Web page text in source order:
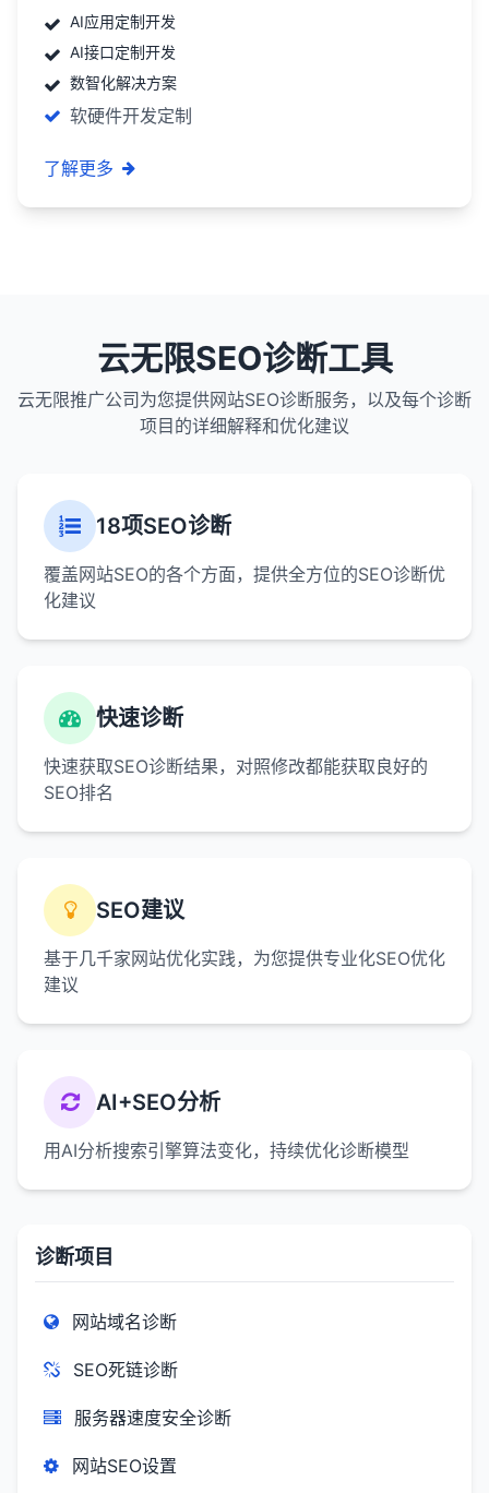
AI应用定制开发
AI接口定制开发
数智化解决方案
软硬件开发定制
了解更多
云无限SEO诊断工具
云无限推广公司为您提供网站SEO诊断服务，以及每个诊断
项目的详细解释和优化建议
18项SEO诊断
覆盖网站SEO的各个方面，提供全方位的SEO诊断优
化建议
快速诊断
快速获取SEO诊断结果，对照修改都能获取良好的
SEO排名
SEO建议
基于几千家网站优化实践，为您提供专业化SEO优化
建议
AI+SEO分析
用AI分析搜索引擎算法变化，持续优化诊断模型
诊断项目
网站域名诊断
SEO死链诊断
服务器速度安全诊断
网站SEO设置